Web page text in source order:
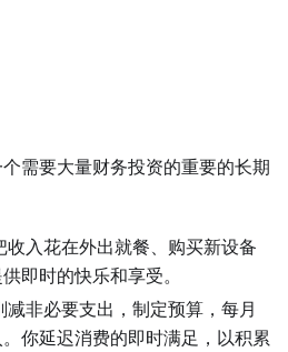
需要大量财务投资的重要的长期
收入花在外出就餐、购买新设备
即时的快乐和享受。
减非必要支出，制定预算，每月
你延迟消费的即时满足，以积累